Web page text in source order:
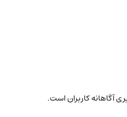
آگاهانه کاربران است.